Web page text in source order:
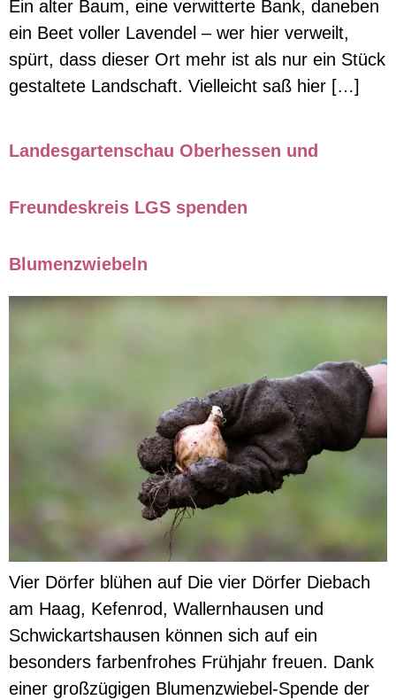
Ein alter Baum, eine verwitterte Bank, daneben
ein Beet voller Lavendel – wer hier verweilt,
spürt, dass dieser Ort mehr ist als nur ein Stück
gestaltete Landschaft. Vielleicht saß hier […]
Landesgartenschau Oberhessen und
Freundeskreis LGS spenden
Blumenzwiebeln
Vier Dörfer blühen auf Die vier Dörfer Diebach
am Haag, Kefenrod, Wallernhausen und
Schwickartshausen können sich auf ein
besonders farbenfrohes Frühjahr freuen. Dank
einer großzügigen Blumenzwiebel-Spende der